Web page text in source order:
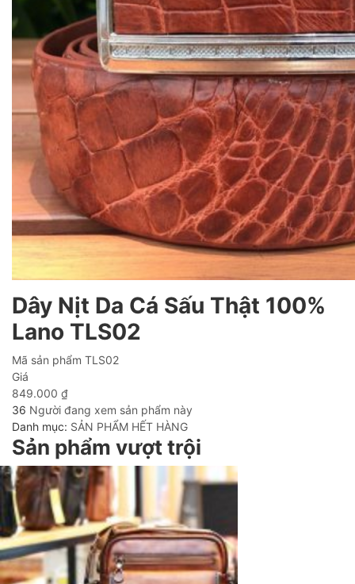
Dây Nịt Da Cá Sấu Thật 100%
Lano TLS02
Mã sản phẩm TLS02
Giá
849.000 ₫
36 Người đang xem sản phẩm này
Danh mục: SẢN PHẨM HẾT HÀNG
Sản phẩm vượt trội